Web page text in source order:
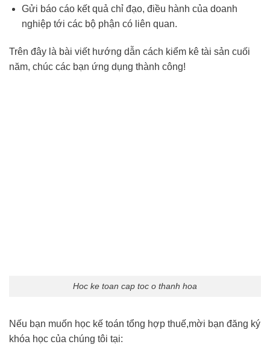
Gửi báo cáo kết quả chỉ đạo, điều hành của doanh
nghiệp tới các bộ phận có liên quan.
Trên đây là bài viết hướng dẫn cách kiểm kê tài sản cuối
năm, chúc các bạn ứng dụng thành công!
Hoc ke toan cap toc o thanh hoa
Nếu bạn muốn học kế toán tổng hợp thuế,mời bạn đăng ký
khóa học của chúng tôi tại: